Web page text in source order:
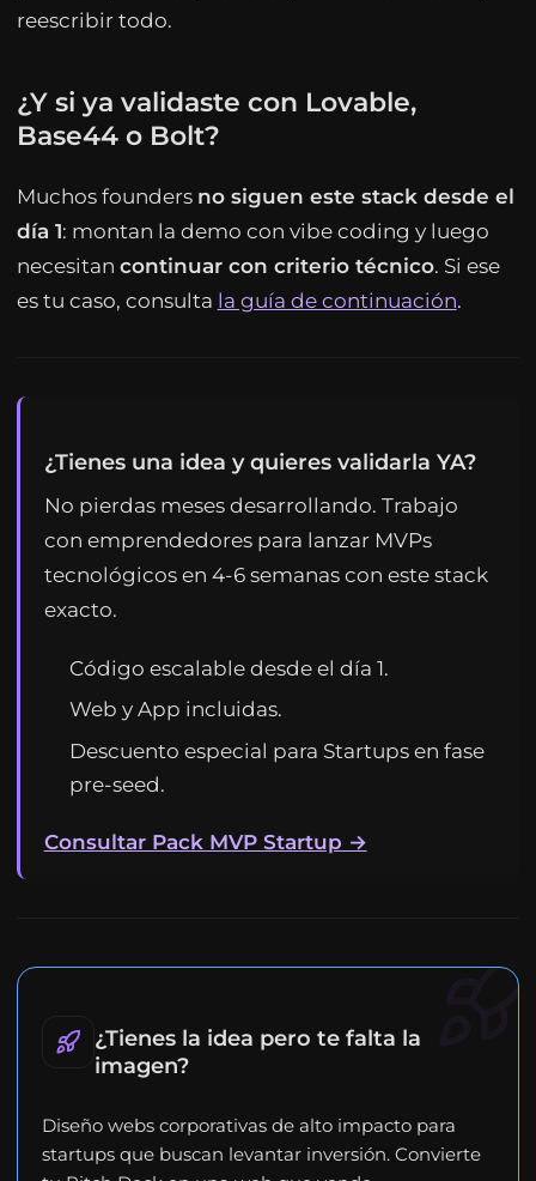
reescribir todo.
¿Y si ya validaste con Lovable,
Base44 o Bolt?
Muchos founders no siguen este stack desde el
día 1: montan la demo con vibe coding y luego
necesitan continuar con criterio técnico. Si ese
es tu caso, consulta la guía de continuación.
¿Tienes una idea y quieres validarla YA?
No pierdas meses desarrollando. Trabajo
con emprendedores para lanzar MVPs
tecnológicos en 4-6 semanas con este stack
exacto.
Código escalable desde el día 1.
Web y App incluidas.
Descuento especial para Startups en fase
pre-seed.
Consultar Pack MVP Startup →
¿Tienes la idea pero te falta la
imagen?
Diseño webs corporativas de alto impacto para
startups que buscan levantar inversión. Convierte